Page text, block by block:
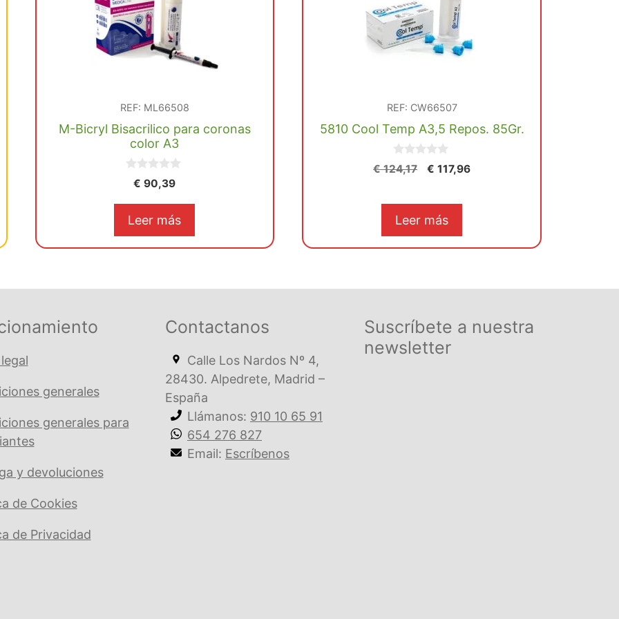
REF: ML66508
M-Bicryl Bisacrilico para coronas
color A3
€ 90,39
Leer más
REF: CW66507
5810 Cool Temp A3,5 Repos. 85Gr.
0
d
€124,17
El
era:
€ 117,96El
Leer más
generales
generales para
y devoluciones
de Cookies
de Privacidad
Contactanos
Calle Los Nardos Nº 4,
28430. Alpedrete, Madrid –
España
Llámanos: 910 10 65 91
654 276 827
Email: Escríbenos
Suscríbete a nuestra
newsletter